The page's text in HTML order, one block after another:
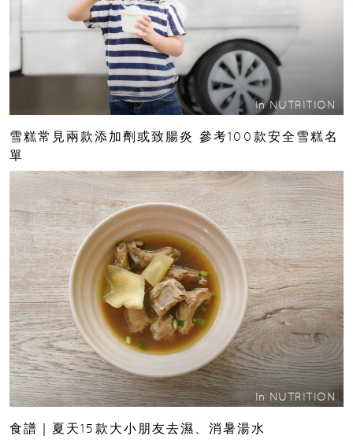
In NUTRITION
雪糕常見兩款添加劑或致腸炎 參考100款安全雪糕名
單
In NUTRITION
食譜｜夏天15款大小朋友去濕、消暑湯水